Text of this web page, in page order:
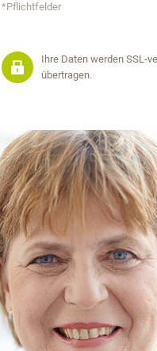
*Pflichtfelder
Ihre Daten werden SSL-
übertragen.